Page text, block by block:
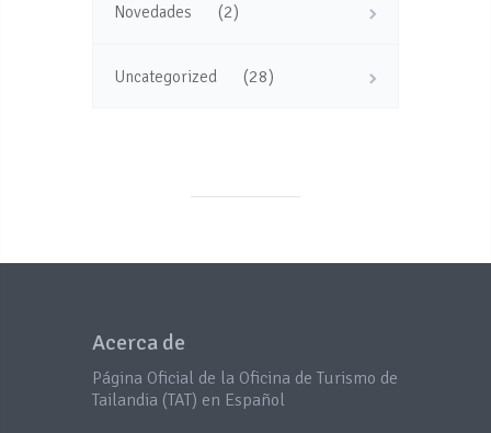
Novedades (2)
Uncategorized (28)
Acerca de
Página Oficial de la Oficina de Turismo de
Tailandia (TAT) en Español